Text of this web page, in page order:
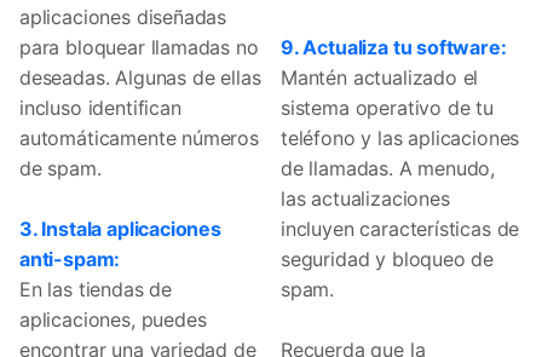
aplicaciones diseñadas
para bloquear llamadas no
deseadas. Algunas de ellas
incluso identifican
automáticamente números
de spam.
3. Instala aplicaciones
anti-spam:
En las tiendas de
aplicaciones, puedes
encontrar una variedad de
9. Actualiza tu software:
Mantén actualizado el
sistema operativo de tu
teléfono y las aplicaciones
de llamadas. A menudo,
las actualizaciones
incluyen características de
seguridad y bloqueo de
spam.
Recuerda que la